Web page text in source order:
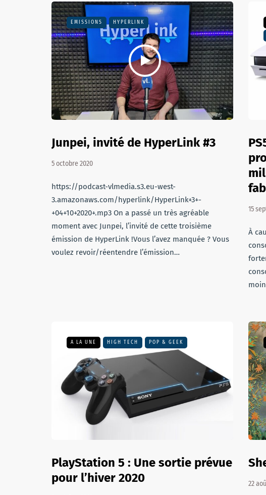
EMISSIONS HYPERLINK
Junpei, invité de HyperLink #3
5 octobre 2020
https://podcast-vlmedia.s3.eu-west-
3.amazonaws.com/hyperlink/HyperLink+3+-
+04+10+2020+.mp3 On a passé un très agréable
moment avec Junpei, l’invité de cette troisième
émission de HyperLink !Vous l’avez manquée ? Vous
voulez revoir/réentendre l’émission…
15
À
A LA UNE HIGH TECH POP & GEEK
PlayStation 5 : Une sortie prévue
pour l’hiver 2020
22